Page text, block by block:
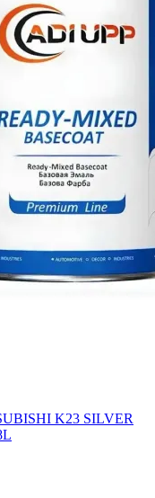
K23 SILVER